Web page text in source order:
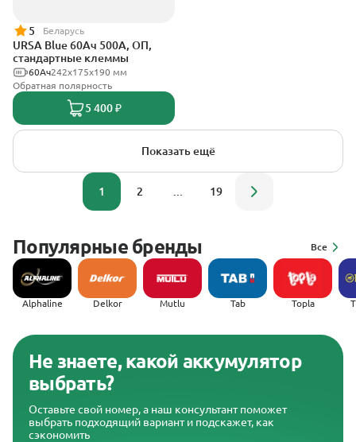
5 Беларусь
URSA Blue 60Ач 500А, ОП,
стандартные клеммы
242х175х190 мм
60Ач
Обратная полярность
5 400 ₽
Показать ещё
1 2 19
Популярные бренды Все
Alphaline Delkor Mutlu Tab Topla
Не знаете, какой аккумулятор
выбрать?
Оставьте свой номер, а наш консультант поможет
выбрать подходящий вариант и подскажет, как
сэкономить